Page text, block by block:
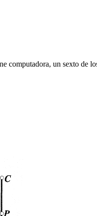
computadora, un sexto de